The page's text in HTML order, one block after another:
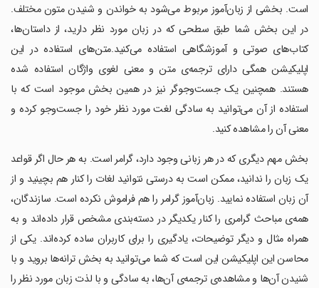
است. بخشی از زبان‌آموز مربوط می‌شود به خواندن و شنیدن متون مختلف.
در این بخش شما طبق سطحی که در زبان مورد نظر دارید، از داستان‌ها،
کتاب‌های صوتی و آموزشگاهی استفاده می‌کنید.متن‌های استفاده در این
اپلیکیشن همگی دارای ترجمه‌ی متن و معنی لغوی واژگان استفاده شده
هستند. همچنین یک جست‌وجوگر نیز در همین بخش موجود است که با
استفاده از آن می‌توانید به سادگی لغت مورد نظر خود را جست‌وجو کرده و
معنی آن را مشاهده کنید.
بخش مهم دیگری که در هر زبانی وجود دارد، گرامر است. به هر حال اگر قواعد
یک زبان را ندانید، ممکن است به درستی نتوانید لغات را کنار هم بچینید و از
آن زبان استفاده نمایید. زبان‌آموز گرامر را هم فراموش نکرده است. سازندگان،
همه‌ی مباحث گرامری را کنار یکدیگر در دسته‌بندی مشخص قرار داده‌اند و به
همراه مثال و دیگر توضیحات، یادگیری را برای کاربران ساده کرده‌اند. یکی از
محاسن این اپلیکیشن این است که شما می‌توانید به بخش ترانه‌ها بروید و با
شنیدن آن‌ها و مشاهده‌ی ترجمه‌ی آن‌ها، به سادگی و با لذت زبان مورد نظر را